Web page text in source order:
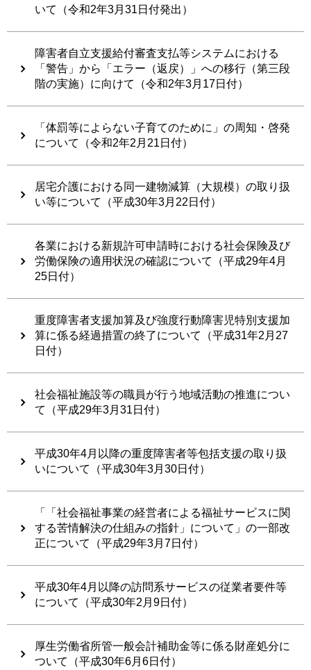
いて（令和2年3月31日付発出）
障害者自立支援給付審査支払等システムにおける
「警告」から「エラー（返戻）」への移行（第三段
階の実施）に向けて（令和2年3月17日付）
「体罰等によらない子育てのために」の周知・啓発
について（令和2年2月21日付）
居宅介護における同一建物減算（大規模）の取り扱
い等について（平成30年3月22日付）
各業における新規許可申請時における社会保険及び
労働保険の適用状況の確認について（平成29年4月
25日付）
重度障害者支援加算及び強度行動障害児特別支援加
算に係る経過措置の終了について（平成31年2月27
日付）
社会福祉施設等の職員が行う地域活動の推進につい
て（平成29年3月31日付）
平成30年4月以降の重度障害者等包括支援の取り扱
いについて（平成30年3月30日付）
「「社会福祉事業の経営者による福祉サービスに関
する苦情解決の仕組みの指針」について」の一部改
正について（平成29年3月7日付）
平成30年4月以降の訪問系サービスの従業者要件等
について（平成30年2月9日付）
厚生労働省所管一般会計補助金等に係る財産処分に
ついて（平成30年6月6日付）